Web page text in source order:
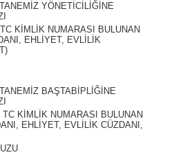
YÖNETİCİLİĞİNE
KİMLİK NUMARASI BULUNAN
EHLİYET, EVLİLİK
BAŞTABİPLİĞİNE
KİMLİK NUMARASI BULUNAN
EHLİYET, EVLİLİK CÜZDANI,